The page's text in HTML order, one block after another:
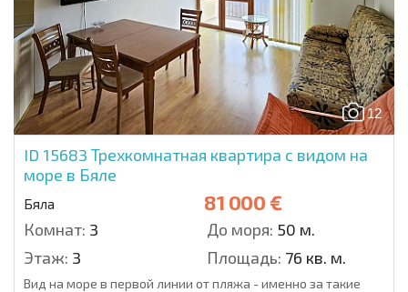
12
ID 15683 Трехкомнатная квартира с видом на
море в Бяле
Бяла 81 000 €
Комнат: 3 До моря: 50 м.
Этаж: 3 Площадь: 76 кв. м.
Вид на море в первой линии от пляжа - именно за такие